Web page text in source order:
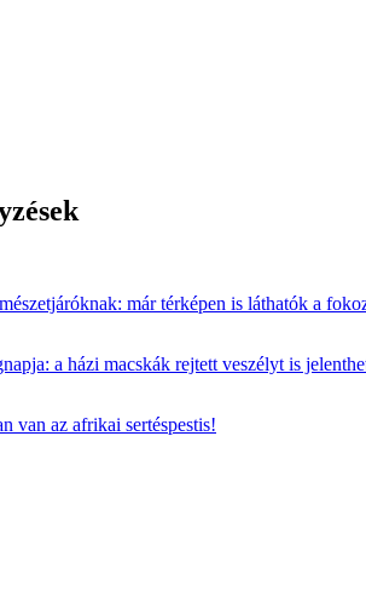
már térképen is láthatók a
a házi macskák rejtett veszélyt is
van az afrikai sertéspestis!